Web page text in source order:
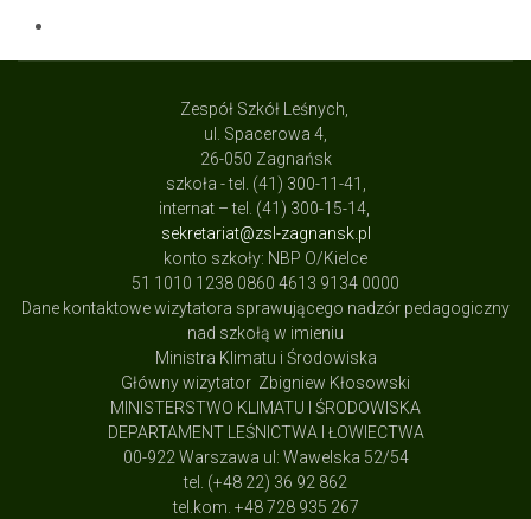
Zespół Szkół Leśnych,
ul. Spacerowa 4,
26-050 Zagnańsk
szkoła - tel. (41) 300-11-41,
internat – tel. (41) 300-15-14,
sekretariat@zsl-zagnansk.pl
konto szkoły: NBP O/Kielce
51 1010 1238 0860 4613 9134 0000
Dane kontaktowe wizytatora sprawującego nadzór pedagogiczny
nad szkołą w imieniu
Ministra Klimatu i Środowiska
Główny wizytator Zbigniew Kłosowski
MINISTERSTWO KLIMATU I ŚRODOWISKA
DEPARTAMENT LEŚNICTWA I ŁOWIECTWA
00-922 Warszawa ul: Wawelska 52/54
tel. (+48 22) 36 92 862
tel.kom. +48 728 935 267